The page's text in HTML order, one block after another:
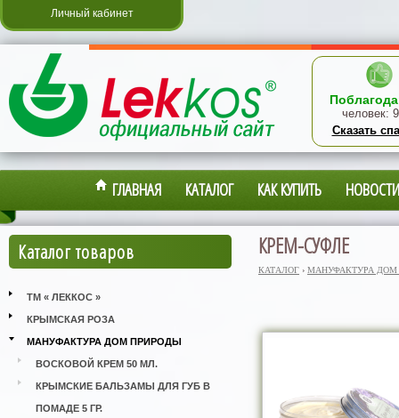
Личный кабинет
человек:
Сказать
ГЛАВНАЯ КАТАЛОГ КАК КУПИТЬ НОВОСТИ
Каталог товаров
ТМ « ЛЕККОС »
КРЫМСКАЯ РОЗА
МАНУФАКТУРА ДОМ ПРИРОДЫ
ВОСКОВОЙ КРЕМ 50 МЛ.
КРЫМСКИЕ БАЛЬЗАМЫ ДЛЯ ГУБ В
ПОМАДЕ 5 ГР.
КРЕМ-СУФЛЕ
КАТАЛОГ › МАНУФАКТУРА